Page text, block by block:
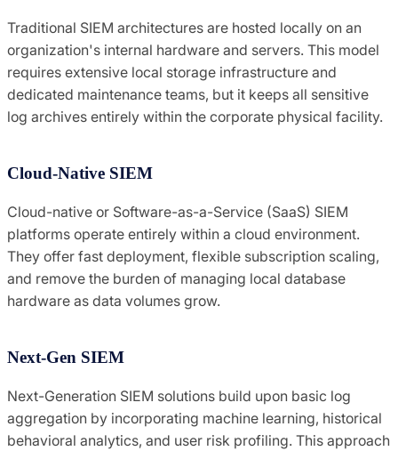
Traditional SIEM architectures are hosted locally on an
organization's internal hardware and servers. This model
requires extensive local storage infrastructure and
dedicated maintenance teams, but it keeps all sensitive
log archives entirely within the corporate physical facility.
Cloud-Native SIEM
Cloud-native or Software-as-a-Service (SaaS) SIEM
platforms operate entirely within a cloud environment.
They offer fast deployment, flexible subscription scaling,
and remove the burden of managing local database
hardware as data volumes grow.
Next-Gen SIEM
Next-Generation SIEM solutions build upon basic log
aggregation by incorporating machine learning, historical
behavioral analytics, and user risk profiling. This approach